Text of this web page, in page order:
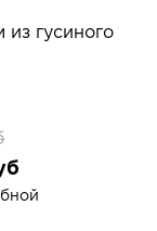
гусиного